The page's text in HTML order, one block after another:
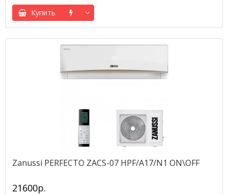
Купить
Zanussi PERFECTO ZACS-07 HPF/A17/N1 ON\OFF
21600р.